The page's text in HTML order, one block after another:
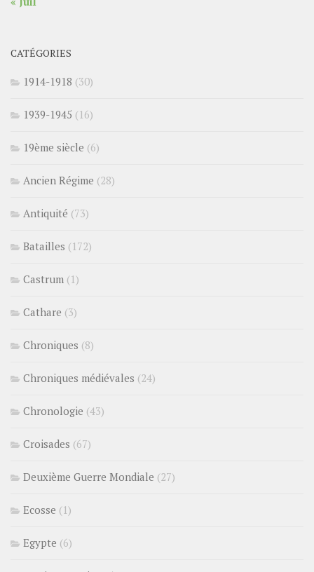
CATÉGORIES
1914-1918 (30)
1939-1945 (16)
19ème siècle (6)
Ancien Régime (28)
Antiquité (73)
Batailles (172)
Castrum (1)
Cathare (3)
Chroniques (8)
Chroniques médiévales (24)
Chronologie (43)
Croisades (67)
Deuxième Guerre Mondiale (27)
Ecosse (1)
Egypte (6)